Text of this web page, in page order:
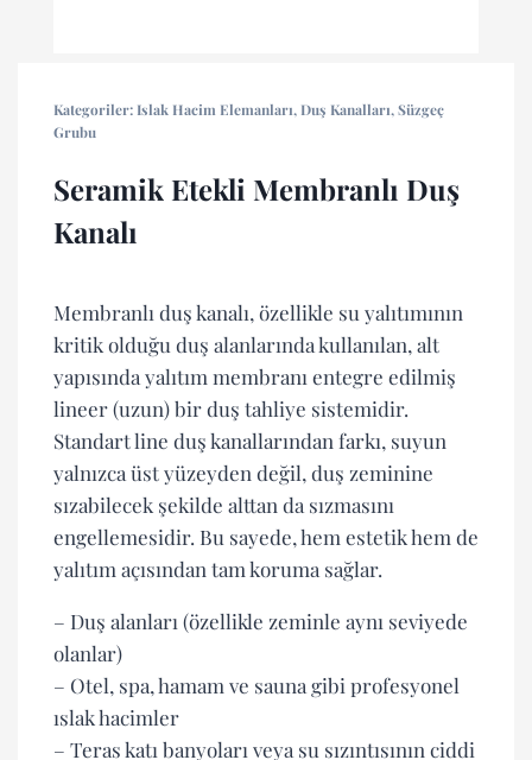
Kategoriler: Islak Hacim Elemanları, Duş Kanalları,Süzgeç
Grubu
Seramik Etekli Membranlı Duş
Kanalı
Membranlı duş kanalı, özellikle su yalıtımının
kritik olduğu duş alanlarında kullanılan, alt
yapısında yalıtım membranı entegre edilmiş
lineer (uzun) bir duş tahliye sistemidir.
Standart line duş kanallarından farkı, suyun
yalnızca üst yüzeyden değil, duş zeminine
sızabilecek şekilde alttan da sızmasını
engellemesidir. Bu sayede, hem estetik hem de
yalıtım açısından tam koruma sağlar.
– Duş alanları (özellikle zeminle aynı seviyede
olanlar)
– Otel, spa, hamam ve sauna gibi profesyonel
ıslak hacimler
– Teras katı banyoları veya su sızıntısının ciddi